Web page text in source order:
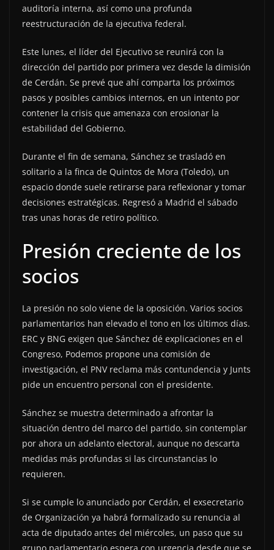
auditoría interna, así como una profunda
reestructuración de la ejecutiva federal.
Este lunes, el líder del Ejecutivo se reunirá con la
dirección del partido por primera vez desde la dimisión
de Cerdán. Se prevé que ahí comparta los próximos
pasos y posibles cambios internos, en un intento por
contener la crisis que amenaza con erosionar la
estabilidad del Gobierno.
Durante el fin de semana, Sánchez se trasladó en
solitario a la finca de Quintos de Mora (Toledo), un
espacio donde suele retirarse para reflexionar y tomar
decisiones estratégicas. Regresó a Madrid el sábado
tras unas horas de retiro político.
Presión creciente de los
socios
La presión no solo viene de la oposición. Varios socios
parlamentarios han elevado el tono en los últimos días.
ERC y BNG exigen que Sánchez dé explicaciones en el
Congreso, Podemos propone una comisión de
investigación, el PNV reclama más contundencia y Junts
pide un encuentro personal con el presidente.
Sánchez se muestra determinado a afrontar la
situación dentro del marco del partido, sin contemplar
por ahora un adelanto electoral, aunque no descarta
medidas más profundas si las circunstancias lo
requieren.
Si se cumple lo anunciado por Cerdán, el exsecretario
de Organización ya habrá formalizado su renuncia al
acta de diputado antes del miércoles, un paso que su